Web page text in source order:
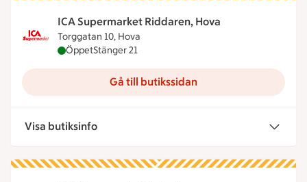
ICA Supermarket Riddaren, Hova
Torggatan 10, Hova
ICA Supermarket Riddaren, Hova är öppen nu,
ÖppetStänger 21
Gå till butikssidan
Visa butiksinfo